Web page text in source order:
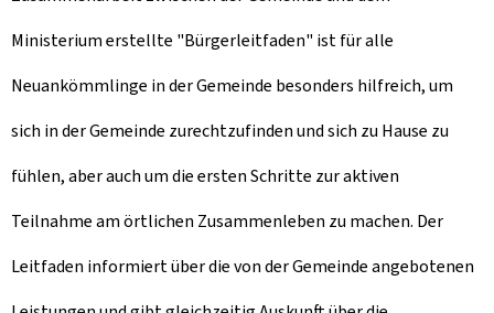
Ministerium erstellte "Bürgerleitfaden" ist für alle
Neuankömmlinge in der Gemeinde besonders hilfreich, um
sich in der Gemeinde zurechtzufinden und sich zu Hause zu
fühlen, aber auch um die ersten Schritte zur aktiven
Teilnahme am örtlichen Zusammenleben zu machen. Der
Leitfaden informiert über die von der Gemeinde angebotenen